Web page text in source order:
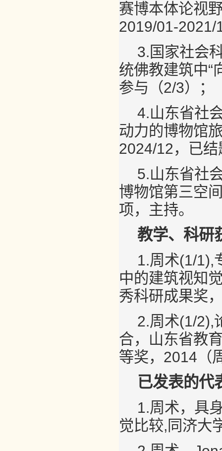
赛博本体论视
2019/01-2021/
3.国家社会
统佛教建筑中“
参与（2/3）；
4.山东省社
动力的博物馆
2024/12，已
5.山东省社
博物馆第三空
项，主持。
教学、科研
1.周术(1/
中的建筑视知
秀科研成果奖
2.周术(1/2),
合，山东省教
等奖，2014（
已发表的代
1.周术，具
觉比较,同济大